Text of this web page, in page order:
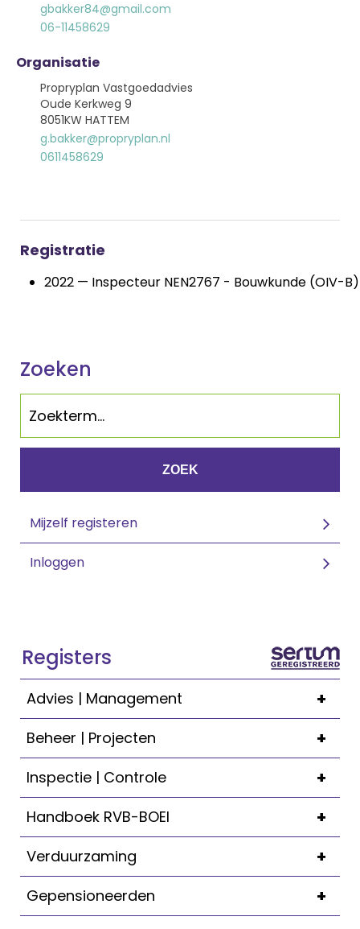
gbakker84@gmail.com
06-11458629
Organisatie
Propryplan Vastgoedadvies
Oude Kerkweg 9
8051KW HATTEM
g.bakker@propryplan.nl
0611458629
Registratie
2022 — Inspecteur NEN2767 - Bouwkunde (OIV-B)
Zoeken
ZOEK
Mijzelf registeren
Inloggen
Registers
+
Advies | Management
+
Beheer | Projecten
+
Inspectie | Controle
+
Handboek RVB-BOEI
+
Verduurzaming
+
Gepensioneerden